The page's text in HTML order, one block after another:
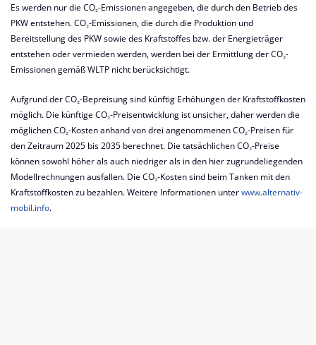
Es werden nur die CO₂-Emissionen angegeben, die durch den Betrieb des
PKW entstehen. CO₂-Emissionen, die durch die Produktion und
Bereitstellung des PKW sowie des Kraftstoffes bzw. der Energieträger
entstehen oder vermieden werden, werden bei der Ermittlung der CO₂-
Emissionen gemäß WLTP nicht berücksichtigt.
Aufgrund der CO₂-Bepreisung sind künftig Erhöhungen der Kraftstoffkosten
möglich. Die künftige CO₂-Preisentwicklung ist unsicher, daher werden die
möglichen CO₂-Kosten anhand von drei angenommenen CO₂-Preisen für
den Zeitraum 2025 bis 2035 berechnet. Die tatsächlichen CO₂-Preise
können sowohl höher als auch niedriger als in den hier zugrundeliegenden
Modellrechnungen ausfallen. Die CO₂-Kosten sind beim Tanken mit den
Kraftstoffkosten zu bezahlen. Weitere Informationen unterwww.alternativ-
mobil.info.